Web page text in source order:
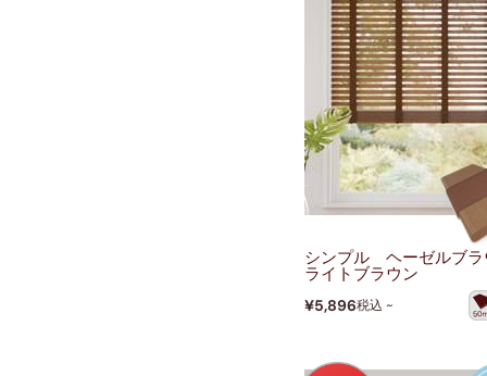
シンプル ヘーゼルブラ
ライトブラウン
¥5,896税込 ~